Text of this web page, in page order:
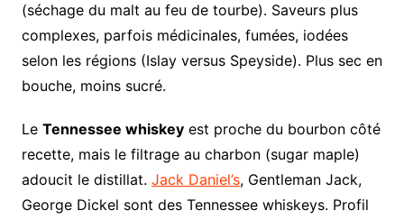
(séchage du malt au feu de tourbe). Saveurs plus
complexes, parfois médicinales, fumées, iodées
selon les régions (Islay versus Speyside). Plus sec en
bouche, moins sucré.
Le Tennessee whiskeyest proche du bourbon côté
recette, mais le filtrage au charbon (sugar maple)
adoucit le distillat. Jack Daniel’s, Gentleman Jack,
George Dickel sont des Tennessee whiskeys. Profil